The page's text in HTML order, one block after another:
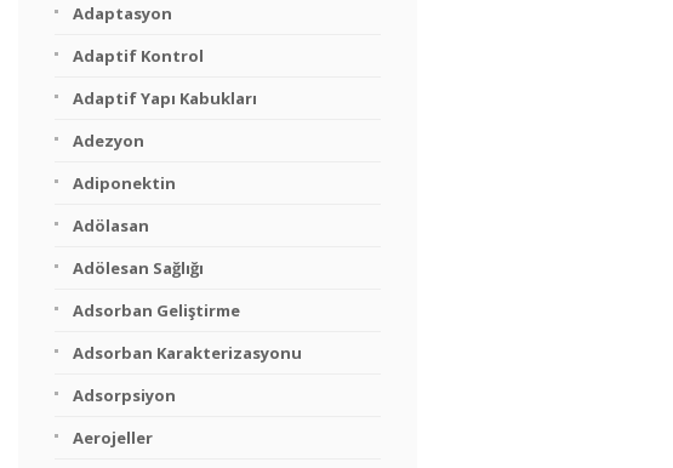
Adaptasyon
Adaptif Kontrol
Adaptif Yapı Kabukları
Adezyon
Adiponektin
Adölasan
Adölesan Sağlığı
Adsorban Geliştirme
Adsorban Karakterizasyonu
Adsorpsiyon
Aerojeller